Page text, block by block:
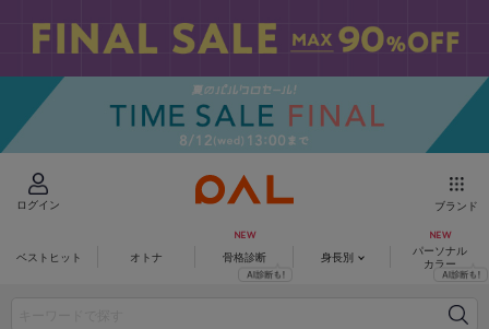
ログイン ブランド
ベストヒット オトナ 骨格診断 身長別
パーソナル
カラー